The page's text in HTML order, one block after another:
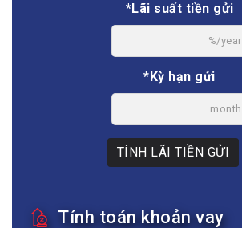
*Lãi suất tiền gửi
%/year
*Kỳ hạn gửi
month
TÍNH LÃI TIỀN GỬI
Tính toán khoản vay